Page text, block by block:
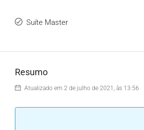
Suíte Master
Resumo
Atualizado em 2 de julho de 2021, às 13:56